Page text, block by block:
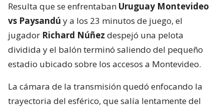
Resulta que se enfrentaban Uruguay Montevideo
vs Paysandú y a los 23 minutos de juego, el
jugador Richard Núñez despejó una pelota
dividida y el balón terminó saliendo del pequeño
estadio ubicado sobre los accesos a Montevideo.
La cámara de la transmisión quedó enfocando la
trayectoria del esférico, que salía lentamente del